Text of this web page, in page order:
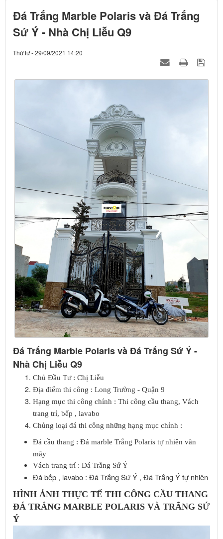
Đá Trắng Marble Polaris và Đá Trắng
Sứ Ý - Nhà Chị Liễu Q9
Thứ tư - 29/09/2021 14:20
Đá Trắng Marble Polaris và Đá Trắng Sứ Ý -
Nhà Chị Liễu Q9
Chủ Đầu Tư : Chị Liễu
Địa điểm thi công : Long Trường - Quận 9
Hạng mục thi công chính : Thi công cầu thang, Vách
trang trí, bếp , lavabo
Chủng loại đá thi công những hạng mục chính :
Đá cầu thang : Đá marble Trắng Polaris tự nhiên vân
mây
Vách trang trí : Đá Trắng Sứ Ý
Đá bếp , lavabo : Đá Trắng Sứ Ý , Đá Trắng Ý tự nhiên
HÌNH ẢNH THỰC TẾ THI CÔNG CẦU THANG
ĐÁ TRẮNG MARBLE POLARIS VÀ TRẮNG SỨ
Ý